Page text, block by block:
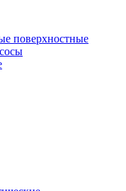
поверхностные